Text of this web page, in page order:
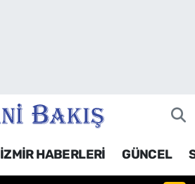
İZMİR HABERLERİ GÜNCEL